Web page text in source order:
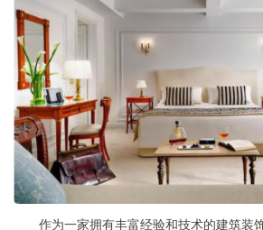
作为一家拥有丰富经验和技术的建筑装